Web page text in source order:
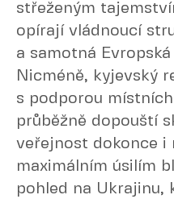
střeženým
opírají vládnoucí
a samotná
Nicméně, kyjevský
s podporou
průběžně dopouští
veřejnost dokonce i
maximálním úsilím
pohled na Ukrajinu,